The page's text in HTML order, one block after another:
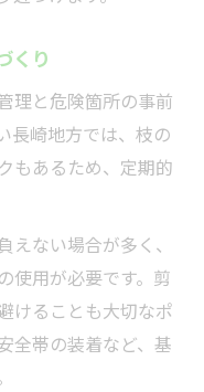
くり
理と危険箇所の事前
長崎地方では、枝の
もあるため、定期的
ない場合が多く、
使用が必要です。剪
けることも大切なポ
全帯の装着など、基